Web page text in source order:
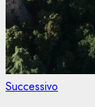
Successivo